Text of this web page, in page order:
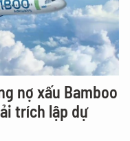
nợ xấu Bamboo
trích lập dự